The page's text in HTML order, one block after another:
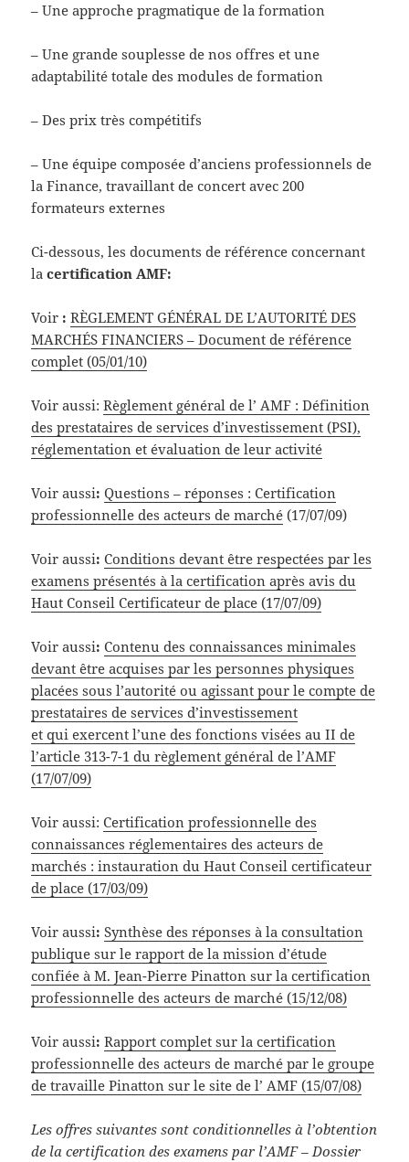
– Une approche pragmatique de la formation
– Une grande souplesse de nos offres et une
adaptabilité totale des modules de formation
– Des prix très compétitifs
– Une équipe composée d’anciens professionnels de
la Finance, travaillant de concert avec 200
formateurs externes
Ci-dessous, les documents de référence concernant
la certification AMF:
Voir : RÈGLEMENT GÉNÉRAL DE L’AUTORITÉ DES
MARCHÉS FINANCIERS – Document de référence
complet (05/01/10)
Voir aussi:Règlement général de l’ AMF : Définition
des prestataires de services d’investissement (PSI),
réglementation et évaluation de leur activité
Voir aussi: Questions – réponses : Certification
professionnelle des acteurs de marché (17/07/09)
Voir aussi: Conditions devant être respectées par les
examens présentés à la certification après avis du
Haut Conseil Certificateur de place (17/07/09)
Voir aussi: Contenu des connaissances minimales
devant être acquises par les personnes physiques
placées sous l’autorité ou agissant pour le compte de
prestataires de services d’investissement
et qui exercent l’une des fonctions visées au II de
l’article 313-7-1 du règlement général de l’AMF
(17/07/09)
Voir aussi:Certification professionnelle des
connaissances réglementaires des acteurs de
marchés : instauration du Haut Conseil certificateur
de place (17/03/09)
Voir aussi: Synthèse des réponses à la consultation
publique sur le rapport de la mission d’étude
confiée à M. Jean-Pierre Pinatton sur la certification
professionnelle des acteurs de marché (15/12/08)
Voir aussi: Rapport complet sur la certification
professionnelle des acteurs de marché par le groupe
de travaille Pinatton sur le site de l’ AMF (15/07/08)
Les offres suivantes sont conditionnelles à l’obtention
de la certification des examens par l’AMF – Dossier